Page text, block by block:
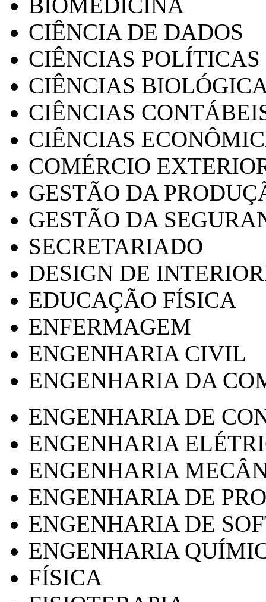
CIÊNCIA DE DADOS
CIÊNCIAS POLÍTICAS
CIÊNCIAS
CIÊNCIAS
CIÊNCIAS
COMÉRCIO
GESTÃO DA
GESTÃO DA
SECRETARIADO
DESIGN DE
EDUCAÇÃO FÍSICA
ENFERMAGEM
ENGENHARIA CIVIL
ENGENHARIA DA
ENGENHARIA DE
ENGENHARIA
ENGENHARIA
ENGENHARIA DE
ENGENHARIA DE
ENGENHARIA
FÍSICA